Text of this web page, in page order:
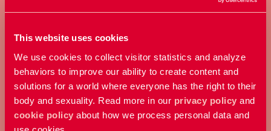
This website uses cookies
We use cookies to collect visitor statistics and analyze
behaviors to improve our ability to create content and
solutions for a world where everyone has the right to their
body and sexuality. Read more in our privacy policy and
cookie policy about how we process personal data and
Ge en gåva